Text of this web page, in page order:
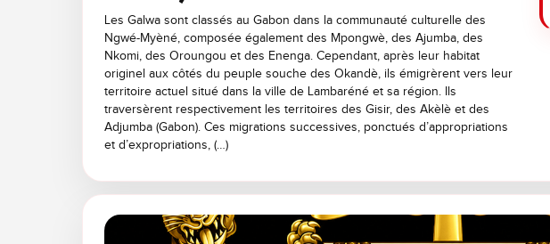
Les Galwa sont classés au Gabon dans la communauté culturelle des
Ngwé-Myèné, composée également des Mpongwè, des Ajumba, des
Nkomi, des Oroungou et des Enenga. Cependant, après leur habitat
originel aux côtés du peuple souche des Okandè, ils émigrèrent vers leur
territoire actuel situé dans la ville de Lambaréné et sa région. Ils
traversèrent respectivement les territoires des Gisir, des Akèlè et des
Adjumba (Gabon). Ces migrations successives, ponctués d’appropriations
et d’expropriations, (…)